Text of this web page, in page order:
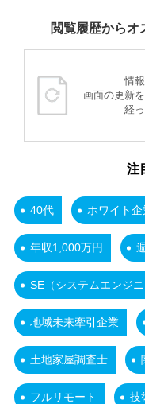
閲覧履歴からオ
情
画面の更新
経
注
40代 ホワイト企
年収1,000万円
SE（システムエンジニ
地域未来牽引企業
土地家屋調査士
フルリモート 技